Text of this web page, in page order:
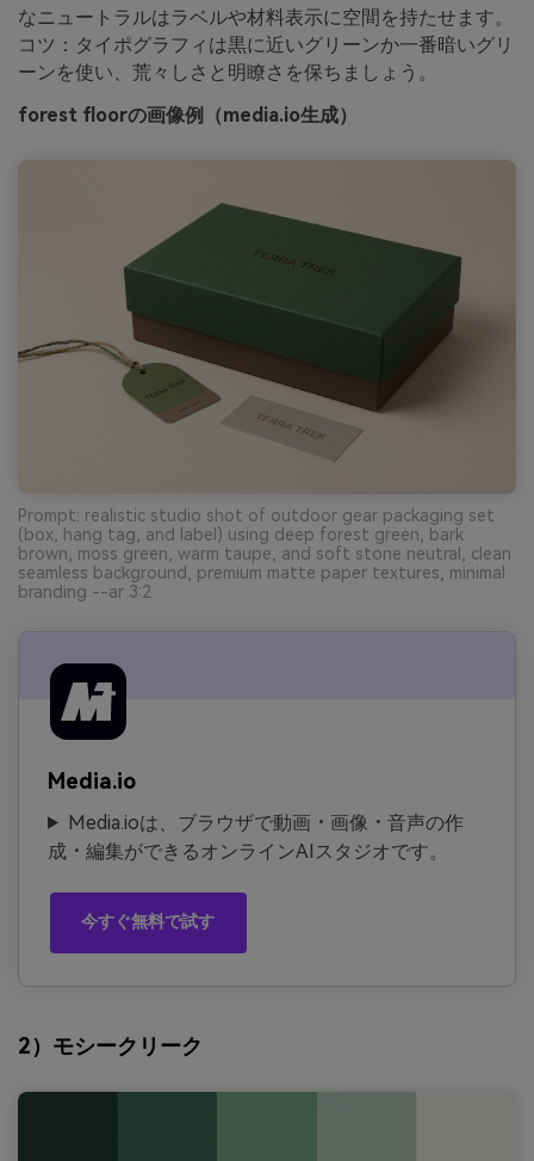
なニュートラルはラベルや材料表示に空間を持たせます。
コツ：タイポグラフィは黒に近いグリーンか一番暗いグリ
ーンを使い、荒々しさと明瞭さを保ちましょう。
forest floorの画像例（media.io生成）
Prompt: realistic studio shot of outdoor gear packaging set
(box, hang tag, and label) using deep forest green, bark
brown, moss green, warm taupe, and soft stone neutral, clean
seamless background, premium matte paper textures, minimal
branding --ar 3:2
Media.io
Media.ioは、ブラウザで動画・画像・音声の作
成・編集ができるオンラインAIスタジオです。
今すぐ無料で試す
2）モシークリーク